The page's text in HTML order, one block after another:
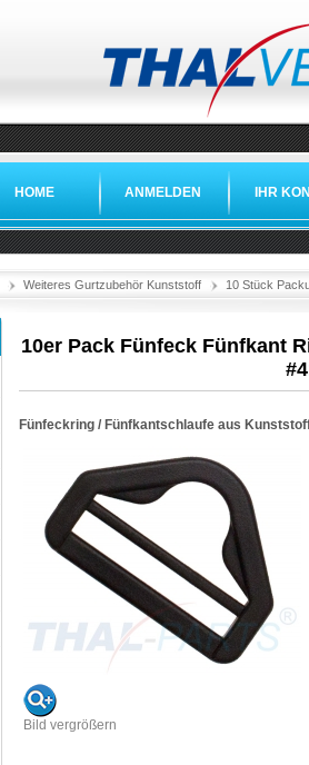
HOME ANMELDEN IHR
Weiteres Gurtzubehör Kunststoff 10 Stück
10er Pack Fünfeck Fünfkant
Fünfeckring / Fünfkantschlaufe aus
Bild vergrößern